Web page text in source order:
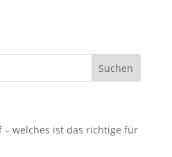
welches ist das richtige für